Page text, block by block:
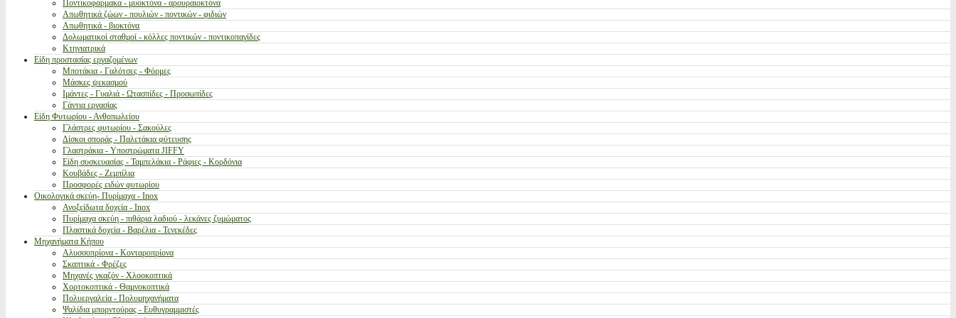
Ποντικοφάρμακα - μυοκτόνα - αρουραιοκτόνα
Απωθητικά ζώων - πουλιών - ποντικών - φιδιών
Απωθητικά - βιοκτόνα
Δολωματικοί σταθμοί - κόλλες ποντικών - ποντικοπαγίδες
Κτηνιατρικά
Είδη προστασίας εργαζομένων
Μποτάκια - Γαλότσες - Φόρμες
Μάσκες ψεκασμού
Ιμάντες - Γυαλιά - Ωτασπίδες - Προσωπίδες
Γάντια εργασίας
Είδη Φυτωρίου - Ανθοπωλείου
Γλάστρες φυτωρίου - Σακούλες
Δίσκοι σποράς - Παλετάκια φύτευσης
Γλαστράκια - Υποστρώματα JIFFY
Είδη συσκευασίας - Ταμπελάκια - Ράφιες - Κορδόνια
Κουβάδες - Ζεμπίλια
Προσφορές ειδών φυτωρίου
Οικολογικά σκεύη- Πυρίμαχα - Inox
Ανοξείδωτα δοχεία - Inox
Πυρίμαχα σκεύη - πιθάρια λαδιού - λεκάνες ζυμώματος
Πλαστικά δοχεία - Βαρέλια - Τενεκέδες
Μηχανήματα Κήπου
Αλυσσοπρίονα - Κονταροπρίονα
Σκαπτικά - Φρέζες
Μηχανές γκαζόν - Χλοοκοπτικά
Χορτοκοπτικά - Θαμνοκοπτικά
Πολυεργαλεία - Πολυμηχανήματα
Ψαλίδια μπορντούρας - Ευθυγραμμιστές